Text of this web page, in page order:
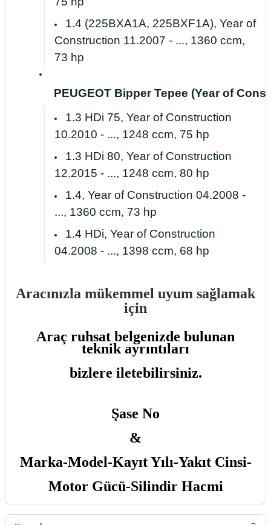
1.4 (225BXA1A, 225BXF1A), Year of
Construction 11.2007 - ..., 1360 ccm,
73 hp
PEUGEOT Bipper Tepee (Year of
1.3 HDi 75, Year of Construction
10.2010 - ..., 1248 ccm, 75 hp
1.3 HDi 80, Year of Construction
12.2015 - ..., 1248 ccm, 80 hp
1.4, Year of Construction 04.2008 -
..., 1360 ccm, 73 hp
1.4 HDi, Year of Construction
04.2008 - ..., 1398 ccm, 68 hp
Aracınızla mükemmel uyum sağlamak
için
Araç ruhsat belgenizde bulunan
teknik ayrıntıları
bizlere iletebilirsiniz.
Şase No
&
Marka-Model-Kayıt Yılı-Yakıt Cinsi-
Motor Gücü-Silindir Hacmi